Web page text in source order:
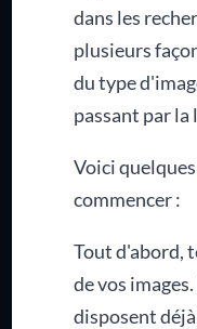
dans les
plusieurs
du type
passant par la
Voici
commencer :
Tout d'abord,
de vos
disposent